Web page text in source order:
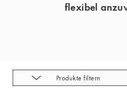
flexibel
Produkte filtern